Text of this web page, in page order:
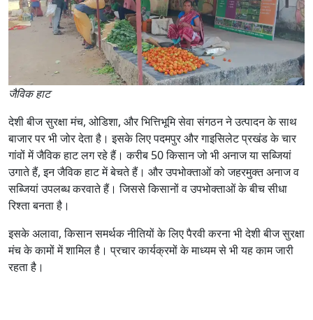
जैविक हाट
देशी बीज सुरक्षा मंच, ओडिशा, और भित्तिभूमि सेवा संगठन ने उत्पादन के साथ
बाजार पर भी जोर देता है। इसके लिए पदमपुर और गाइसिलेट प्रखंड के चार
गांवों में जैविक हाट लग रहे हैं। करीब 50 किसान जो भी अनाज या सब्जियां
उगाते हैं, इन जैविक हाट में बेचते हैं। और उपभोक्ताओं को जहरमुक्त अनाज व
सब्जियां उपलब्ध करवाते हैं। जिससे किसानों व उपभोक्ताओं के बीच सीधा
रिश्ता बनता है।
इसके अलावा, किसान समर्थक नीतियों के लिए पैरवी करना भी देशी बीज सुरक्षा
मंच के कामों में शामिल है। प्रचार कार्यक्रमों के माध्यम से भी यह काम जारी
रहता है।